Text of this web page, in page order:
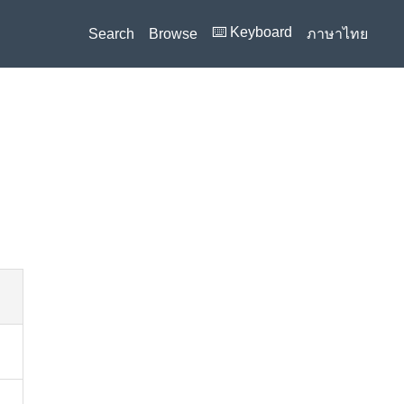
Search Browse ⌨️ Keyboard ภาษาไทย